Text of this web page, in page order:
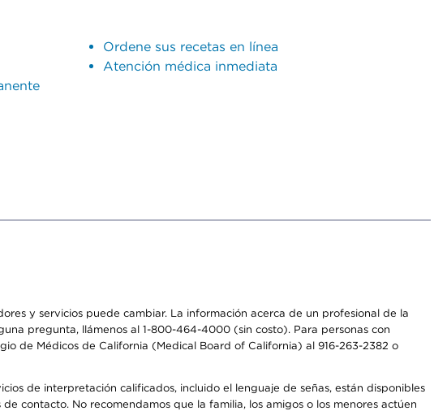
Ordene sus recetas en línea
Atención médica inmediata
y servicios puede cambiar. La información acerca de un profesional de la
pregunta, llámenos al 1-800-464-4000 (sin costo). Para personas con
de Médicos de California (Medical Board of California) al 916-263-2382 o
de interpretación calificados, incluido el lenguaje de señas, están disponibles
contacto. No recomendamos que la familia, los amigos o los menores actúen